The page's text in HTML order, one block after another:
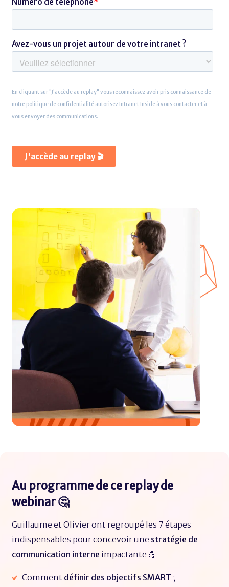
Au programme de ce replay de
webinar 🤔
Guillaume et Olivier ont regroupé les 7 étapes
indispensables pour concevoir une stratégie de
communication interne impactante 💪
Comment définir des objectifs SMART ;